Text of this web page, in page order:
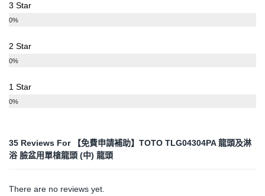
3 Star
0%
2 Star
0%
1 Star
0%
35 Reviews For
【免費申請補助】TOTO TLG04304PA 龍頭及淋
浴 臉盆用單槍龍頭 (中) 龍頭
There are no reviews yet.